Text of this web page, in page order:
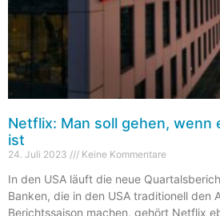
Netflix: Man soll gehen, wenn
ist
24. Juli 2023 Keine Kommentare
In den USA läuft die neue
Banken, die in den USA traditionell den
Berichtssaison machen, gehört Netflix